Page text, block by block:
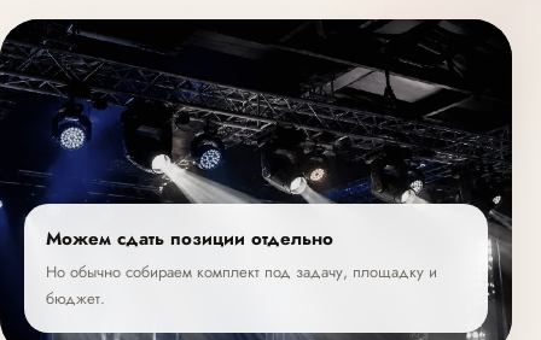
Можем сдать позиции отдельно
Но обычно собираем комплект под задачу, площадку и
бюджет.